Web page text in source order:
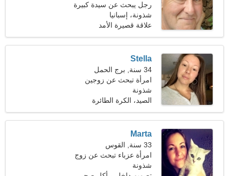
رجل يبحث عن سيدة كبيرة
شذونة، إسبانيا
علاقة قصيرة الأمد
Stella
34 سنة, برج الحمل
امرأة تبحث عن زوجين
شذونة
الصيد، الكرة الطائرة
Marta
33 سنة, القوس
امرأة عزباء تبحث عن زوج
شذونة